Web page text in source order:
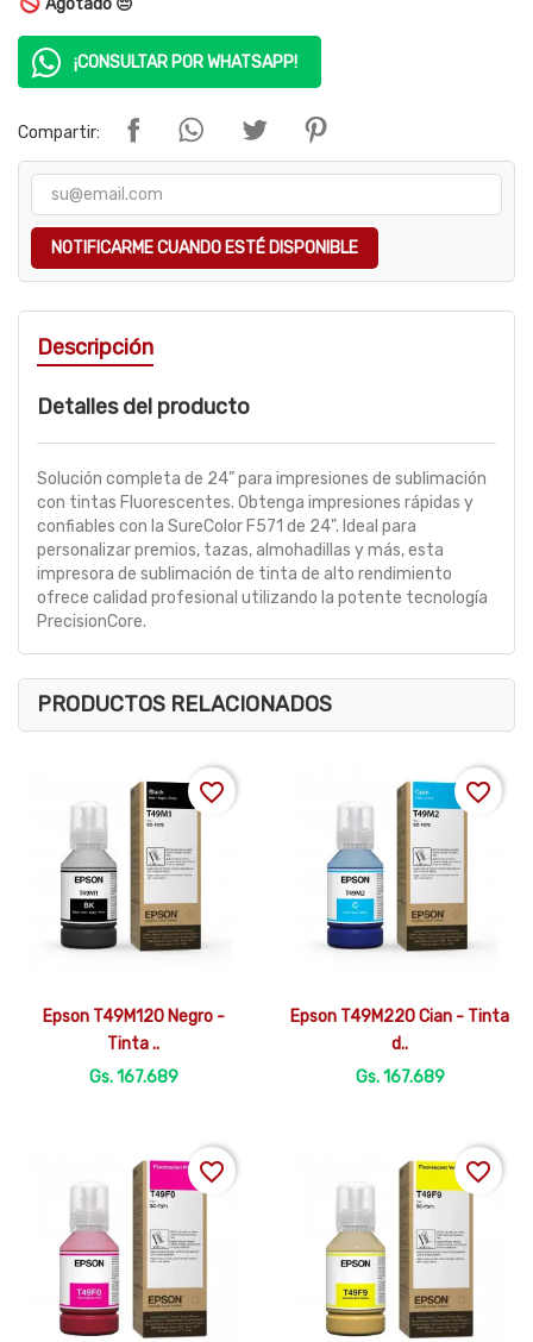
Agotado 😔
¡CONSULTAR POR WHATSAPP!
Compartir:
NOTIFICARME CUANDO ESTÉ DISPONIBLE
Descripción
Detalles del producto
Solución completa de 24” para impresiones de sublimación
con tintas Fluorescentes. Obtenga impresiones rápidas y
confiables con la SureColor F571 de 24". Ideal para
personalizar premios, tazas, almohadillas y más, esta
impresora de sublimación de tinta de alto rendimiento
ofrece calidad profesional utilizando la potente tecnología
PrecisionCore.
PRODUCTOS RELACIONADOS
Vista rápida
Epson T49M120 Negro -
Tinta ..
Gs. 167.689
favorite_border
Vista rápida
Epson T49M220 Cian - Tinta
d..
Gs. 167.689
favorite_border
favorite_border favorite_border